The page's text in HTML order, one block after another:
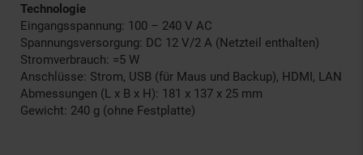
Technologie
Eingangsspannung: 100 – 240 V AC
Spannungsversorgung: DC 12 V/2 A (Netzteil enthalten)
Stromverbrauch: =5 W
Anschlüsse: Strom, USB (für Maus und Backup), HDMI, LAN
Abmessungen (L x B x H): 181 x 137 x 25 mm
Gewicht: 240 g (ohne Festplatte)